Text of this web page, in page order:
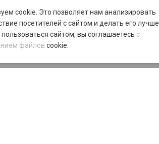
Программа лояльности
cookie. Это позволяет нам анализировать
посетителей с сайтом и делать его лучше.
сайтом, вы соглашаетесь с
файлов cookie.